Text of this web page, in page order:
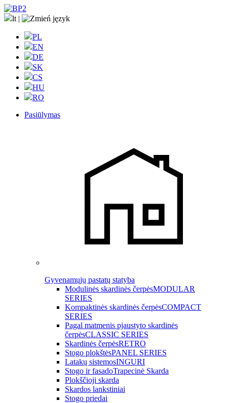
lt |
PL
EN
DE
SK
CS
HU
RO
Pasiūlymas
Gyvenamųjų pastatų statyba
Modulinės skardinės čerpėsMODULAR
SERIES
Kompaktinės skardinės čerpėsCOMPACT
SERIES
Pagal matmenis pjaustyto skardinės
čerpėsCLASSIC SERIES
Skardinės čerpėsRETRO
Stogo plokštėsPANEL SERIES
Latakų sistemosINGURI
Stogo ir fasadoTrapecinė Skarda
Plokščioji skarda
Skardos lankstiniai
Stogo priedai